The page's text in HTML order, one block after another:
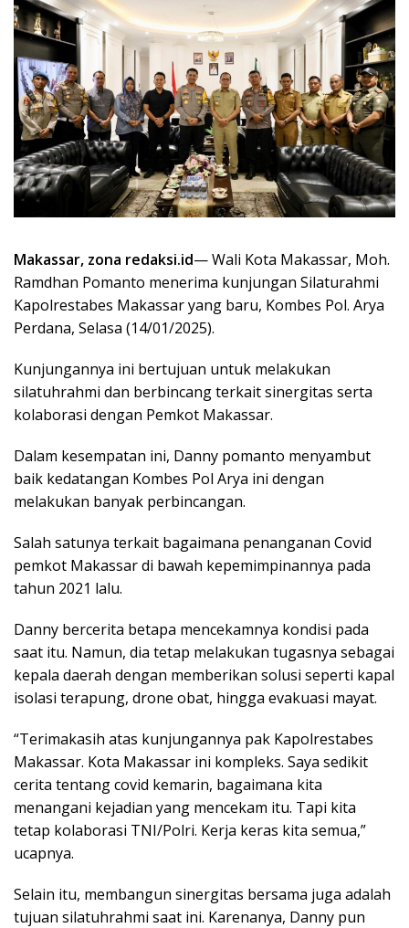
Makassar, zona redaksi.id— Wali Kota Makassar, Moh.
Ramdhan Pomanto menerima kunjungan Silaturahmi
Kapolrestabes Makassar yang baru, Kombes Pol. Arya
Perdana, Selasa (14/01/2025).
Kunjungannya ini bertujuan untuk melakukan
silatuhrahmi dan berbincang terkait sinergitas serta
kolaborasi dengan Pemkot Makassar.
Dalam kesempatan ini, Danny pomanto menyambut
baik kedatangan Kombes Pol Arya ini dengan
melakukan banyak perbincangan.
Salah satunya terkait bagaimana penanganan Covid
pemkot Makassar di bawah kepemimpinannya pada
tahun 2021 lalu.
Danny bercerita betapa mencekamnya kondisi pada
saat itu. Namun, dia tetap melakukan tugasnya sebagai
kepala daerah dengan memberikan solusi seperti kapal
isolasi terapung, drone obat, hingga evakuasi mayat.
“Terimakasih atas kunjungannya pak Kapolrestabes
Makassar. Kota Makassar ini kompleks. Saya sedikit
cerita tentang covid kemarin, bagaimana kita
menangani kejadian yang mencekam itu. Tapi kita
tetap kolaborasi TNI/Polri. Kerja keras kita semua,”
ucapnya.
Selain itu, membangun sinergitas bersama juga adalah
tujuan silatuhrahmi saat ini. Karenanya, Danny pun